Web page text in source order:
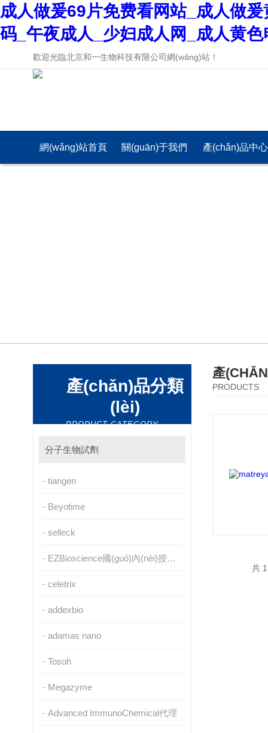
成人做爰69片免费看网站_成人做
码_午夜成人_少妇成人网_成人黄
歡迎光臨北京和一生物科技有限公司網(wǎng)站！
網(wǎng)站首頁 關(guān)于我們 產(chǎn)品中心
產(chǎn)品分類
(lèi)
PRODUCT CATEGORY
分子生物試劑
tiangen
Beyotime
selleck
EZBioscience國(guó)內(nèi)授權(quán)代理
celetrix
addexbio
adamas nano
Tosoh
Megazyme
Advanced ImmunoChemical代理
產
PRODUCTS
共